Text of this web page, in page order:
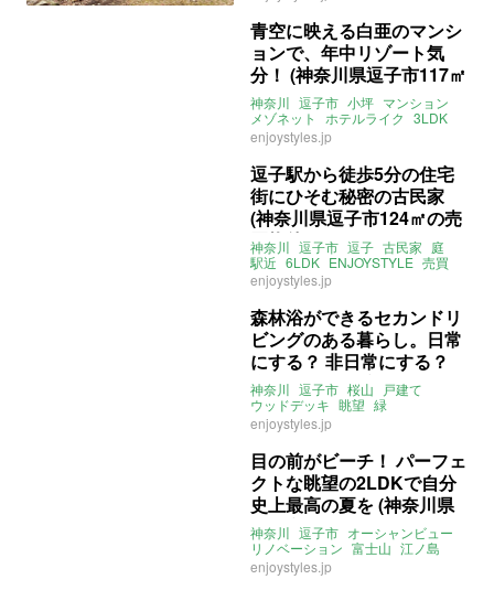
青空に映える白亜のマンシ
ョンで、年中リゾート気
分！ (神奈川県逗子市117㎡
の売買物件)
神奈川 逗子市 小坪 マンション
メゾネット
ホテルライク 3LDK
ペット飼育相談可
売買
enjoystyles.jp
逗子駅から徒歩5分の住宅
街にひそむ秘密の古民家
(神奈川県逗子市124㎡の売
買物件)
神奈川 逗子市 逗子 古民家 庭
駅近 6LDK ENJOYSTYLE 売買
enjoystyles.jp
森林浴ができるセカンドリ
ビングのある暮らし。日常
にする？ 非日常にする？
(神奈川県逗子市102㎡の売
買物件)
神奈川 逗子市 桜山
戸建て
ウッドデッキ 眺望 緑
セカンドハウス
ENJOYSTYLE
enjoystyles.jp
目の前がビーチ！ パーフェ
クトな眺望の2LDKで自分
史上最高の夏を (神奈川県
逗子市60㎡の売買物件)
神奈川 逗子市 オーシャンビュー
リノベーション 富士山 江ノ島
逗子海岸 売買
enjoystyles.jp